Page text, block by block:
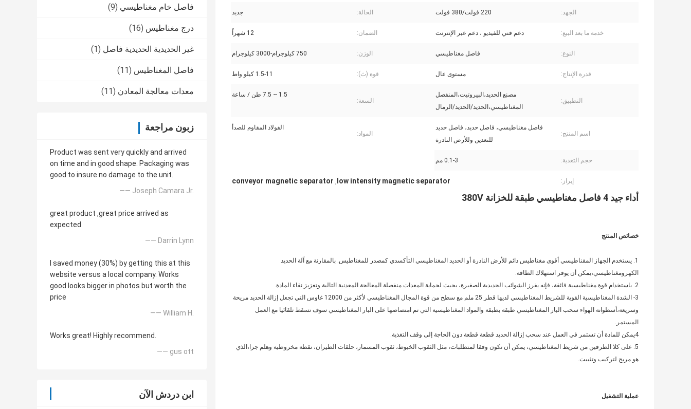
فاصل خام مغناطيسي (9)
درج مغناطيس (16)
غير الحديدية الحديدية فاصل (1)
فاصل المغناطيس (11)
معدات معالجة المعادن (11)
زبون مراجعة
Product was sent very quickly and arrived
on time and in good shape. Packaging was
good to insure no damage to the unit.
—— Joseph Camara Jr.
great product ,great price arrived as
expected
—— Darrin Lynn
I saved money (30%) by getting this at this
website versus a local company. Works
good looks bigger in photos but worth the
price
—— William H.
Works great! Highly recommend.
—— gus ott
ابن دردش الآن
الجهد: 220 فولت/380 فولت الحالة: جديد
خدمة ما بعد البيع: دعم فني للفيديو ، دعم عبر الإنترنت الضمان: 12 شهراً
النوع: فاصل مغناطيسي الوزن: 750 كيلوجرام-3000 كيلوجرام
قدرة الإنتاج: مستوى عال قوة (ث): 1.5-11 كيلو واط
التطبيق:
مصنع الحديد،البيروتيت،المنفصل
المغناطيسي،الحديد/الحديد/الرمال
السعة:
1.5 ~ 7.5 طن / ساعة
اسم المنتج:
فاصل مغناطيسي، فاصل حديد، فاصل حديد
للتعدين وللأرض النادرة
المواد:
الفولاذ المقاوم للصدأ
حجم التغذية: 0.1-3 مم
إبراز: low intensity magnetic separator
,
conveyor magnetic separator
أداء جيد 4 فاصل مغناطيسي طبقة للخزانة 380V
خصائص المنتج
1. يستخدم الجهاز المقناطيسي أقوى مغناطيس دائم للأرض النادرة أو الحديد المغناطيسي التأكسدي كمصدر للمغناطيس. بالمقارنة مع آلة الحديد
الكهرومغناطيسي،يمكن أن يوفر استهلاك الطاقة.
2. باستخدام قوة مغناطيسية فائقة، فإنه يفرز الشوائب الحديدية الصغيرة، بحيث لحماية المعدات منفصلة المعالجة المعدنية التالية وتعزيز نقاء المادة.
3- الشدة المغناطيسية القوية للشريط المغناطيسي لديها قطر 25 ملم مع سطح من قوة المجال المغناطيسي لأكثر من 12000 غاوس التي تجعل إزالة الحديد مريحة
وسريعة،أسطوانة الهواء سحب البار المغناطيسي طبقة بطبقة والمواد المغناطيسية التي تم امتصاصها على البار المغناطيسي سوف تسقط تلقائيا مع العمل
المستمر.
4يمكن للمادة أن تستمر في العمل عند سحب إزالة الحديد قطعة قطعة دون الحاجة إلى وقف التغذية.
5. على كلا الطرفين من شريط المغناطيسي، يمكن أن تكون وفقا لمتطلبات، مثل الثقوب الخيوط، ثقوب المسمار، حلقات الطيران، نقطة مخروطية وهلم جرا،الذي
هو مريح لتركيب وتثبيت.
عملية التشغيل